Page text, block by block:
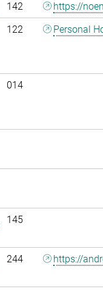
142
https://
122 Personal
014
145
244 https://